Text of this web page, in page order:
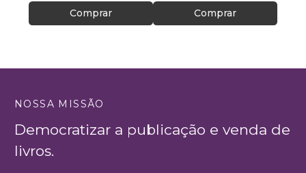
Comprar Comprar
NOSSA MISSÃO
Democratizar a publicação e venda de
livros.